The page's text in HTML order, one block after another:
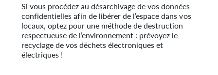
Si vous procédez au désarchivage de vos données
confidentielles afin de libérer de l’espace dans vos
locaux, optez pour une méthode de destruction
respectueuse de l’environnement : prévoyez le
recyclage de vos déchets électroniques et
électriques !